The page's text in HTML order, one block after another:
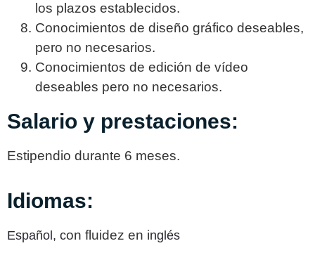
los plazos establecidos.
Conocimientos de diseño gráfico deseables,
pero no necesarios.
Conocimientos de edición de vídeo
deseables pero no necesarios.
Salario y prestaciones:
Estipendio durante 6 meses.
Idiomas:
Español, con fluidez en inglés